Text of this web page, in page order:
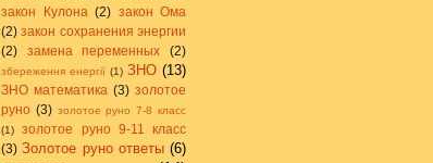
закон Кулона (2) закон Ома
(2) закон сохранения энергии
(2)
замена переменных (2)
збереження енергії (1) ЗНО (13)
ЗНО математика (3) золотое
руно (3) золотое руно 7-8 класс
(1)
золотое руно 9-11 класс
(3) Золотое руно ответы (6)